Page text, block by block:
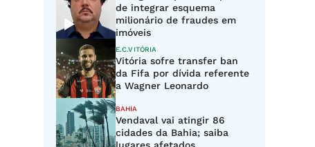
de integrar esquema
milionário de fraudes em
imóveis
E.C.VITÓRIA
Vitória sofre transfer ban
da Fifa por dívida referente
a Wagner Leonardo
BAHIA
Vendaval vai atingir 86
cidades da Bahia; saiba